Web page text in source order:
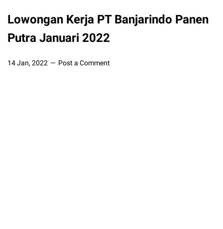
Lowongan Kerja PT Banjarindo Panen
Putra Januari 2022
14 Jan, 2022 Post a Comment